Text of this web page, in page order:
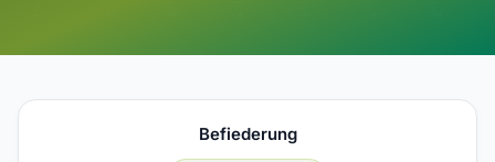
Befiederung